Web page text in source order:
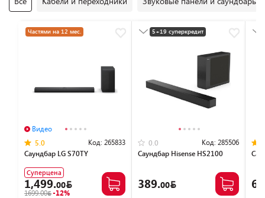
Частями на 12 мес.
Видео
5.0
Код: 265833
Саундбар LG S70TY
Суперцена
1,499.00
1699.00 -12%
5+19 суперкредит
0.0 Код: 285506
Саундбар Hisense HS2100
389.00